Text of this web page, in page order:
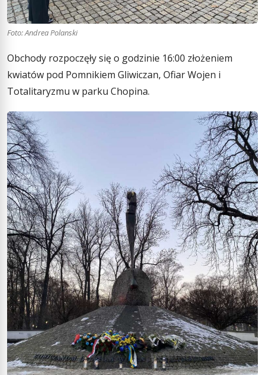
Foto: Andrea Polanski
Obchody rozpoczęły się o godzinie 16:00 złożeniem
kwiatów pod Pomnikiem Gliwiczan, Ofiar Wojen i
Totalitaryzmu w parku Chopina.